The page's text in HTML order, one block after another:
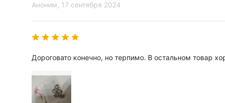
Аноним , 17 сентября 2024
Дороговато конечно, но терпимо. В остальном товар